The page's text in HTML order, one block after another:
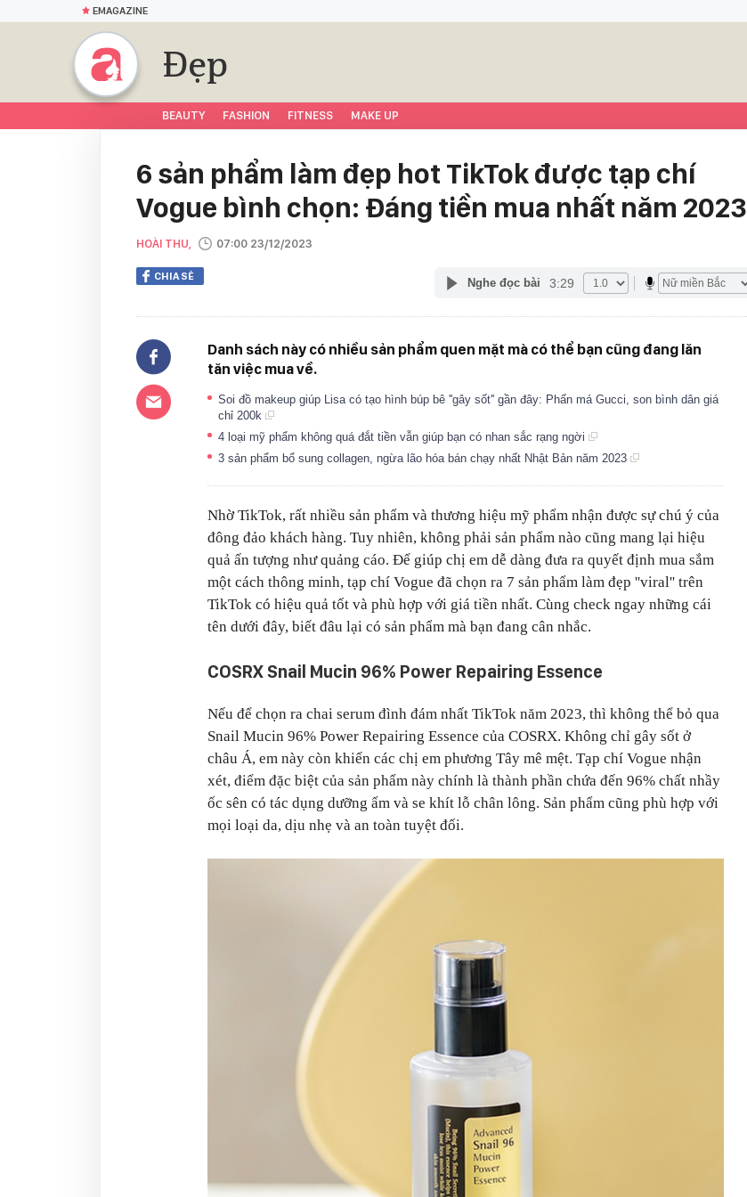
EMAGAZINE
Đẹp
BEAUTY FASHION FITNESS MAKE UP
6 sản phẩm làm đẹp hot TikTok được tạp chí
Vogue bình chọn: Đáng tiền mua nhất năm 2023
HOÀI THU, 07:00 23/12/2023
CHIA SẺ Nghe đọc bài 3:29
Danh sách này có nhiều sản phẩm quen mặt mà có thể bạn cũng đang lăn
tăn việc mua về.
Soi đồ makeup giúp Lisa có tạo hình búp bê ''gây sốt'' gần đây: Phấn má Gucci, son bình dân giá
chỉ 200k
4 loại mỹ phẩm không quá đắt tiền vẫn giúp bạn có nhan sắc rạng ngời
3 sản phẩm bổ sung collagen, ngừa lão hóa bán chạy nhất Nhật Bản năm 2023
Nhờ TikTok, rất nhiều sản phẩm và thương hiệu mỹ phẩm nhận được sự chú ý của
đông đảo khách hàng. Tuy nhiên, không phải sản phẩm nào cũng mang lại hiệu
quả ấn tượng như quảng cáo. Để giúp chị em dễ dàng đưa ra quyết định mua sắm
một cách thông minh, tạp chí Vogue đã chọn ra 7 sản phẩm làm đẹp ''viral'' trên
TikTok có hiệu quả tốt và phù hợp với giá tiền nhất. Cùng check ngay những cái
tên dưới đây, biết đâu lại có sản phẩm mà bạn đang cân nhắc.
COSRX Snail Mucin 96% Power Repairing Essence
Nếu để chọn ra chai serum đình đám nhất TikTok năm 2023, thì không thể bỏ qua
Snail Mucin 96% Power Repairing Essence của COSRX. Không chỉ gây sốt ở
châu Á, em này còn khiến các chị em phương Tây mê mệt. Tạp chí Vogue nhận
xét, điểm đặc biệt của sản phẩm này chính là thành phần chứa đến 96% chất nhầy
ốc sên có tác dụng dưỡng ẩm và se khít lỗ chân lông. Sản phẩm cũng phù hợp với
mọi loại da, dịu nhẹ và an toàn tuyệt đối.